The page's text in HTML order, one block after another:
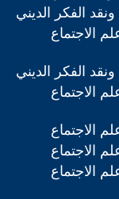
ونقد الفكر الديني
الاجتماع
ونقد الفكر الديني
الاجتماع
الاجتماع
الاجتماع
الاجتماع